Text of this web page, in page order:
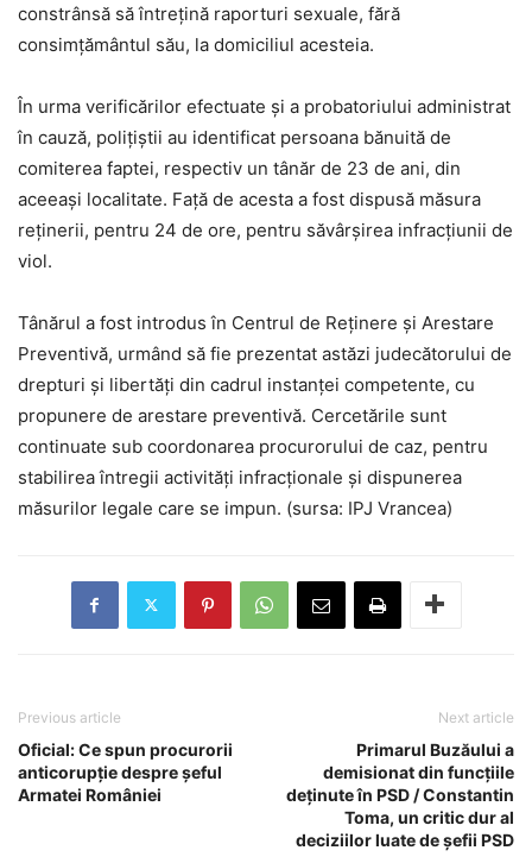
constrânsă să întrețină raporturi sexuale, fără
consimțământul său, la domiciliul acesteia.
În urma verificărilor efectuate și a probatoriului administrat
în cauză, polițiștii au identificat persoana bănuită de
comiterea faptei, respectiv un tânăr de 23 de ani, din
aceeași localitate. Față de acesta a fost dispusă măsura
reținerii, pentru 24 de ore, pentru săvârșirea infracțiunii de
viol.
Tânărul a fost introdus în Centrul de Reținere și Arestare
Preventivă, urmând să fie prezentat astăzi judecătorului de
drepturi și libertăți din cadrul instanței competente, cu
propunere de arestare preventivă. Cercetările sunt
continuate sub coordonarea procurorului de caz, pentru
stabilirea întregii activități infracționale și dispunerea
măsurilor legale care se impun. (sursa: IPJ Vrancea)
Previous article
Oficial: Ce spun procurorii
anticorupție despre șeful
Armatei României
Next article
Primarul Buzăului a
demisionat din funcțiile
deținute în PSD / Constantin
Toma, un critic dur al
deciziilor luate de șefii PSD